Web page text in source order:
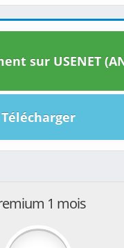
sur USENET
Télécharger
1 mois